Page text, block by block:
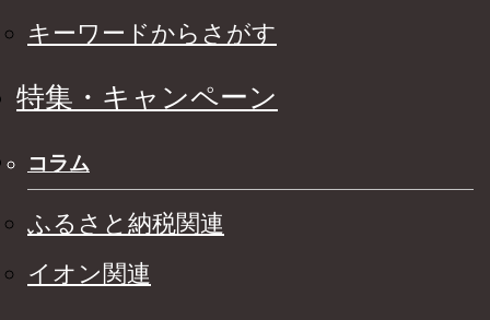
キーワードからさがす
特集・キャンペーン
コラム
ふるさと納税関連
イオン関連